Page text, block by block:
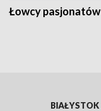
Łowcy pasjonatów
BIAŁYSTOK